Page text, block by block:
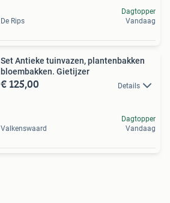
De Rips
Dagtopper
Vandaag
Set Antieke tuinvazen, plantenbakken
bloembakken. Gietijzer
€ 125,00 Details
Valkenswaard
Dagtopper
Vandaag